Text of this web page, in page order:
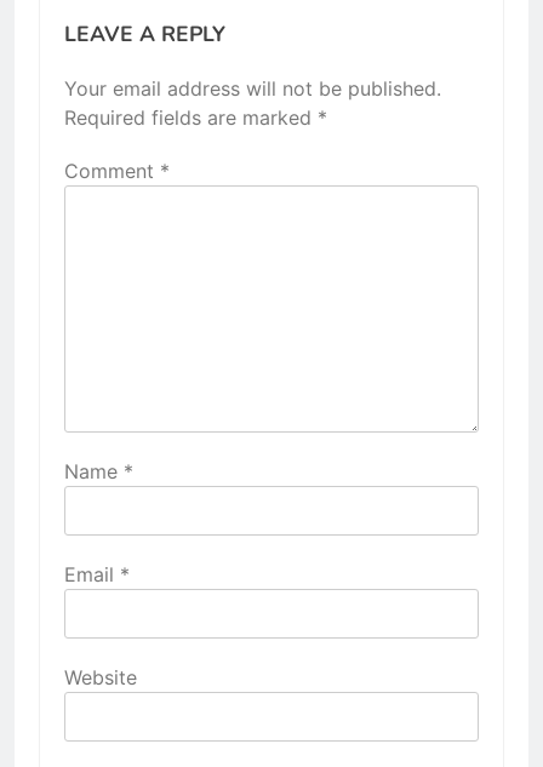
LEAVE A REPLY
Your email address will not be published.
Required fields are marked *
Comment *
Name *
Email *
Website